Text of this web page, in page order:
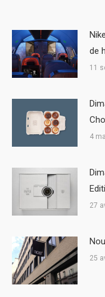
de
11
4
27
25